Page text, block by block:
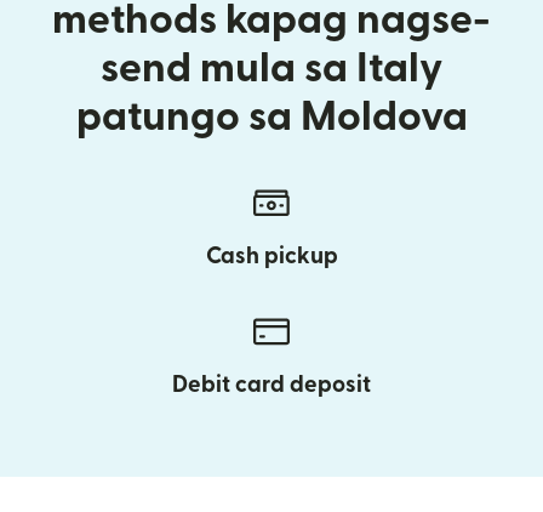
methods kapag nagse-
send mula sa Italy
patungo sa Moldova
Cash pickup
Debit card deposit